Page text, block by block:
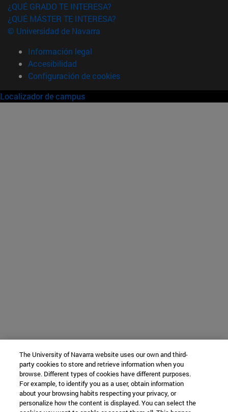
¿QUÉ GRADO TE INTERESA?
¿QUÉ MÁSTER TE INTERESA?
© Universidad de Navarra
Información legal
Accesibilidad
Configuración de cookies
Localizador de campus
The University of Navarra website uses our own and third-
party cookies to store and retrieve information when you
browse. Different types of cookies have different purposes.
For example, to identify you as a user, obtain information
about your browsing habits respecting your privacy, or
personalize how the content is displayed. You can select the